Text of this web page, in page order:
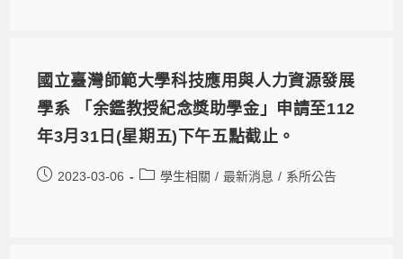
國立臺灣師範大學科技應用與人力資源發展
學系 「余鑑教授紀念獎助學金」申請至112
年3月31日(星期五)下午五點截止。
2023-03-06 學生相關 / 最新消息 / 系所公告